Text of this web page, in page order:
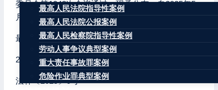
最高人民法院指导性案例
最高人民法院公报案例
最高人民检察院指导性案例
劳动人事争议典型案例
重大责任事故罪案例
危险作业罪典型案例
委员会第1943次会议通过，现予公布，自2025年5
月1日起施行。
最高人民法院
2025年4月25日
法释〔2025〕6号